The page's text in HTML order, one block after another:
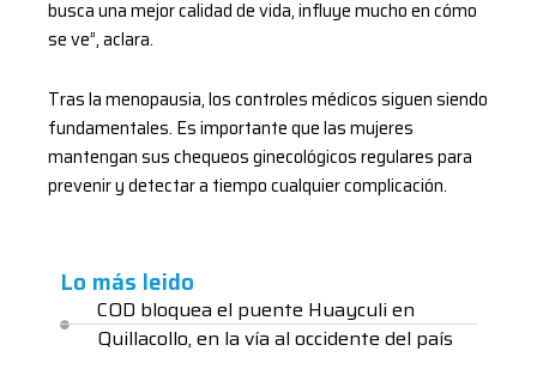
busca una mejor calidad de vida, influye mucho en cómo
se ve”, aclara.
Tras la menopausia, los controles médicos siguen siendo
fundamentales. Es importante que las mujeres
mantengan sus chequeos ginecológicos regulares para
prevenir y detectar a tiempo cualquier complicación.
Lo más leido
COD bloquea el puente Huayculi en
Quillacollo, en la vía al occidente del país